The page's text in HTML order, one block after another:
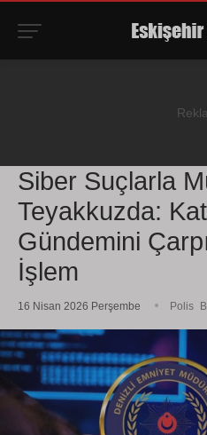
Siber Suçlarla
Teyakkuzda:
Gündemini
İşlem
16 Nisan 2026 Perşembe Polis